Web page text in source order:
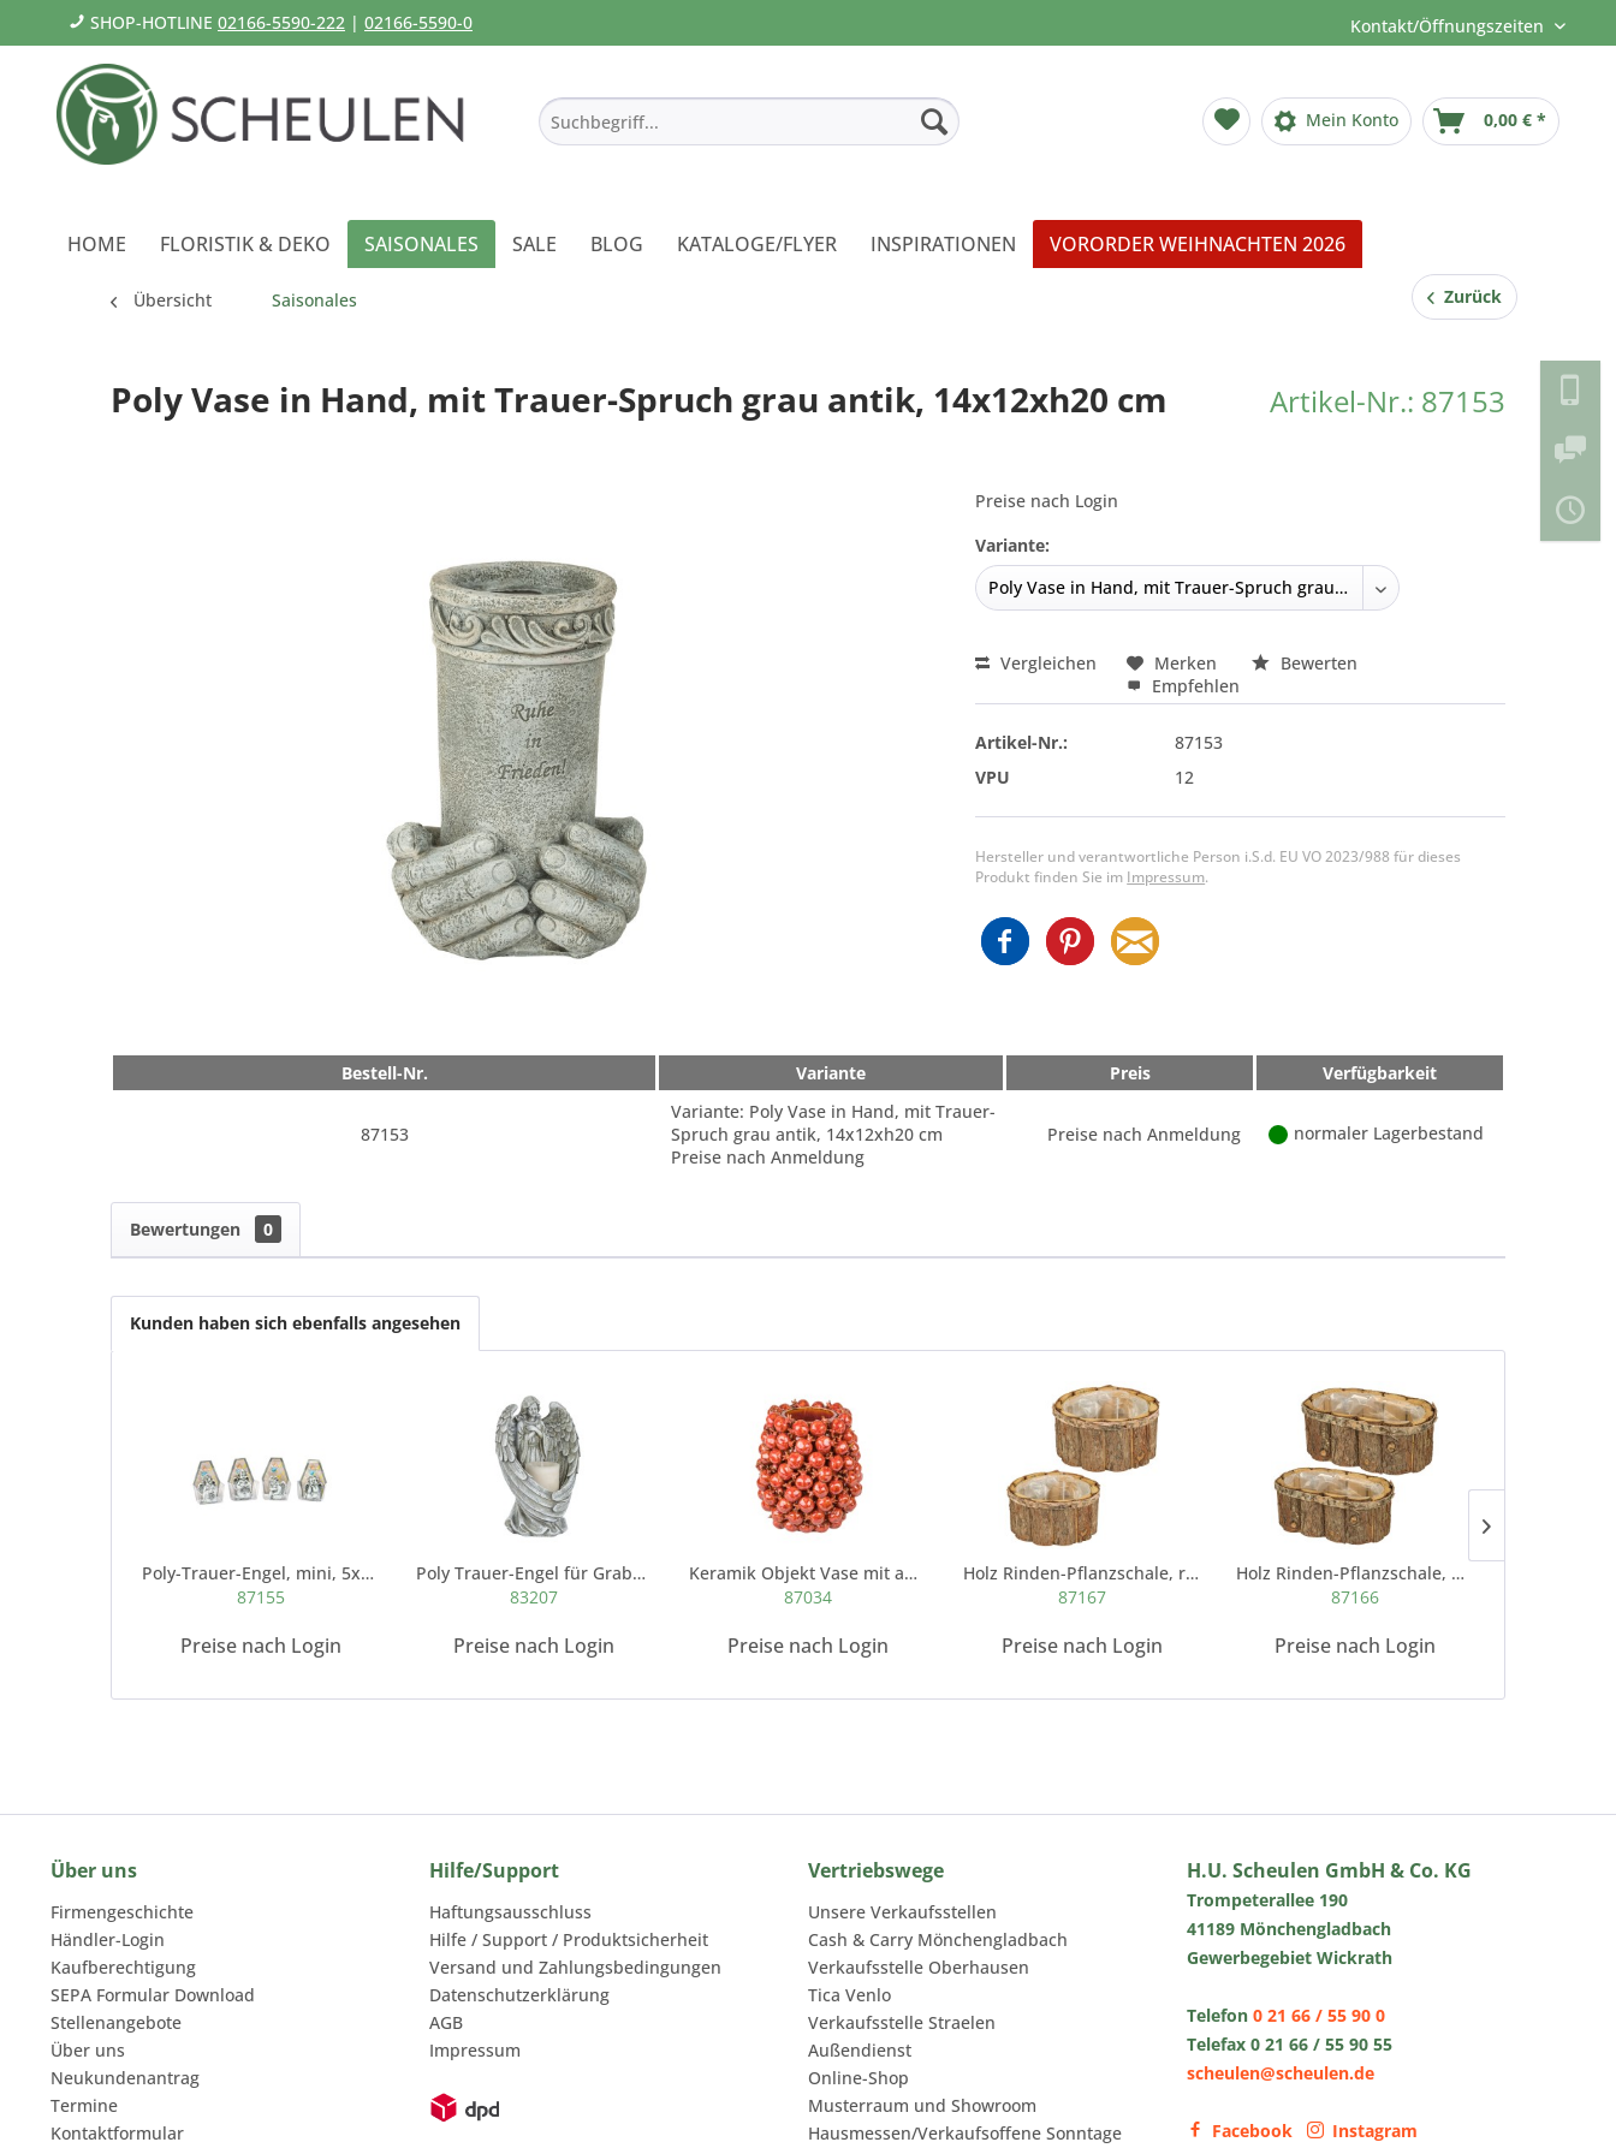
SHOP-HOTLINE 02166-5590-222 | 02166-5590-0 Kontakt/Öffnungszeiten
Mein Konto 0,00 € *
HOME FLORISTIK & DEKO SAISONALES SALE BLOG KATALOGE/FLYER INSPIRATIONEN VORORDER WEIHNACHTEN 2026
Übersicht Saisonales Zurück
Artikel-Nr.: 87153
Poly Vase in Hand, mit Trauer-Spruch grau antik, 14x12xh20 cm
Preise nach Login
Variante:
Vergleichen Merken
Bewerten
Empfehlen
Artikel-Nr.:
87153
VPU
12
Hersteller und verantwortliche Person i.S.d. EU VO 2023/988 für dieses
Produkt finden Sie im Impressum.
Bestell-Nr. Variante Preis Verfügbarkeit
87153
Variante: Poly Vase in Hand, mit Trauer-
Spruch grau antik, 14x12xh20 cm
Preise nach Anmeldung
Preise nach Anmeldung normaler Lagerbestand
Bewertungen 0
Kunden haben sich ebenfalls angesehen
Poly-Trauer-Engel, mini, 5x3x7cm, grau- antik,...
87155
Preise nach Login
Poly Trauer-Engel für Grabkerze, 18x15x h28 cm,...
83207
Preise nach Login
Keramik Objekt Vase mit aufgesetzten...
87034
Preise nach Login
Holz Rinden-Pflanzschale, rund, natur
87167
Preise nach Login
Holz Rinden-Pflanzschale, oval, natur
87166
Preise nach Login
Über uns
Firmengeschichte
Händler-Login
Kaufberechtigung
SEPA Formular Download
Stellenangebote
Über uns
Neukundenantrag
Termine
Kontaktformular
Hilfe/Support
Haftungsausschluss
Hilfe / Support / Produktsicherheit
Versand und Zahlungsbedingungen
Datenschutzerklärung
AGB
Impressum
Vertriebswege
Unsere Verkaufsstellen
Cash & Carry Mönchengladbach
Verkaufsstelle Oberhausen
Tica Venlo
Verkaufsstelle Straelen
Außendienst
Online-Shop
Musterraum und Showroom
Hausmessen/Verkaufsoffene Sonntage
H.U. Scheulen GmbH & Co. KG
Trompeterallee 190
41189 Mönchengladbach
Gewerbegebiet Wickrath
Telefon 0 21 66 / 55 90 0
Telefax 0 21 66 / 55 90 55
scheulen@scheulen.de
Facebook Instagram